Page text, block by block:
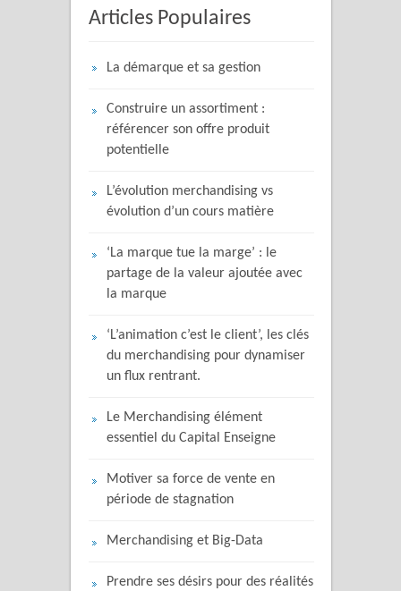
Articles Populaires
La démarque et sa gestion
Construire un assortiment :
référencer son offre produit
potentielle
L’évolution merchandising vs
évolution d’un cours matière
‘La marque tue la marge’ : le
partage de la valeur ajoutée avec
la marque
‘L’animation c’est le client’, les clés
du merchandising pour dynamiser
un flux rentrant.
Le Merchandising élément
essentiel du Capital Enseigne
Motiver sa force de vente en
période de stagnation
Merchandising et Big-Data
Prendre ses désirs pour des réalités